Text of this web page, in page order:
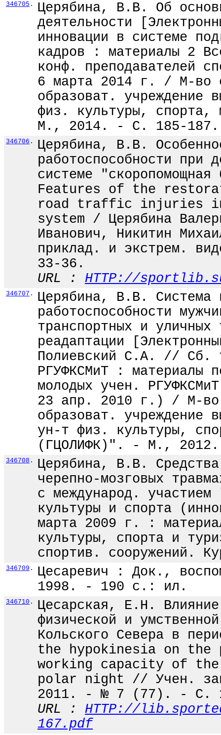
346705 .
Церябина, В.В. Об
деятельности
инновации в системе
кадров : материалы 2
конф. преподавателей
6 марта 2014 г. / М-во
образоват. учреждение
физ. культуры,
М., 2014. - С. 185-187.
346706 .
Церябина, В.В.
работоспособности при
системе
Features of the
road traffic injuries in
system / Церябина
Иванович, Никитин
приклад. и экстрем.
33-36.
URL : HTTP://
346707 .
Церябина, В.В. Система
работоспособности
транспортных и
реадаптации
Полиевский С.А. // Сб.
РГУФКСМиТ : материалы
молодых учен.
23 апр. 2010 г.) / М-во
образоват. учреждение
ун-т физ. культуры,
(ГЦОЛИФК)". - М.,
346708 .
Церябина, В.В.
черепно-мозговых
с международ.
культуры и спорта
марта 2009 г. :
культуры, спорта и
спортив.
346709 .
Цесаревич : Док.,
1998. - 190 с.: ил.
346710 .
Цесарская, Е.Н. Влияние
физической и
Кольского Севера в
the hypokinesia on the
working capacity of
polar night // Учен.
2011. - № 7 (77). - С.
URL : HTTP://
167.pdf